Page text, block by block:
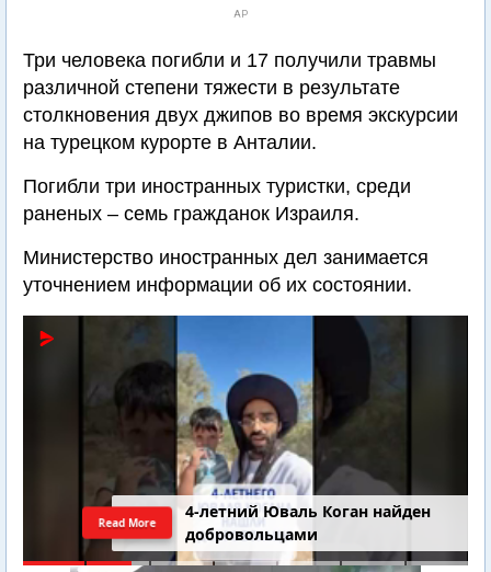
AP
Три человека погибли и 17 получили травмы
различной степени тяжести в результате
столкновения двух джипов во время экскурсии
на турецком курорте в Анталии.
Погибли три иностранных туристки, среди
раненых – семь гражданок Израиля.
Министерство иностранных дел занимается
уточнением информации об их состоянии.
4-летний Юваль Коган найден
добровольцами
Read More